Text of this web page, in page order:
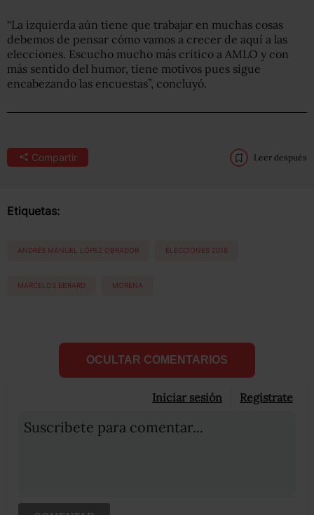
“La izquierda aún tiene que trabajar en muchas cosas
debemos de pensar cómo vamos a crecer de aquí a las
elecciones. Escucho mucho más crítico a AMLO y con
más sentido del humor, tiene motivos pues sigue
encabezando las encuestas”, concluyó.
Compartir Leer después
Etiquetas:
ANDRÉS MANUEL LÓPEZ OBRADOR ELECCIONES 2018
MARCELOS EBRARD MORENA
OCULTAR COMENTARIOS
Iniciar sesión Registrate
Suscribete para comentar...